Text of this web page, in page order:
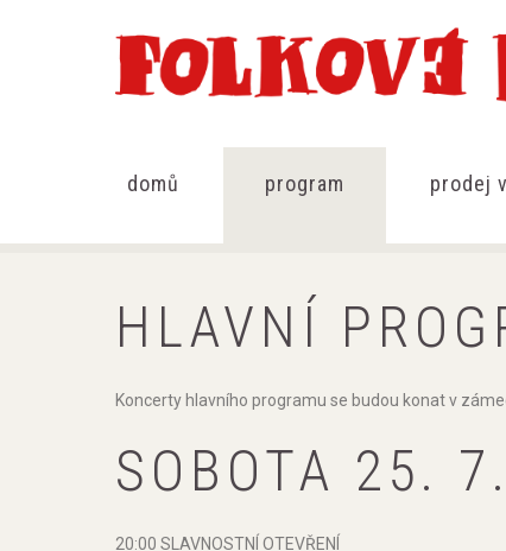
domů program prodej
HLAVNÍ
Koncerty hlavního programu se budou konat v
SOBOTA 25.
20:00 SLAVNOSTNÍ OTEVŘENÍ